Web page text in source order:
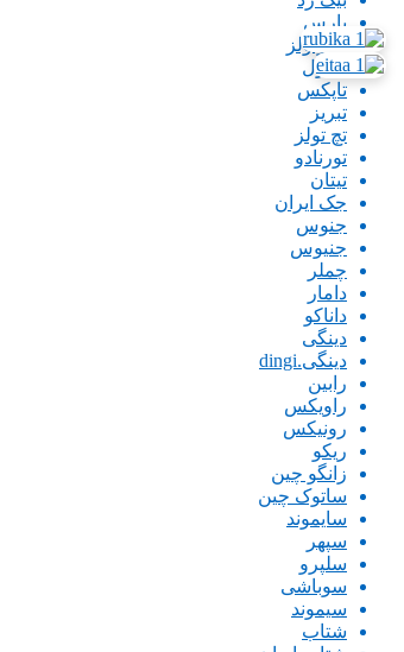
پارس
پاورتولز
تاپتول
تاپکس
تبریز
تچ تولز
تورنادو
تیتان
جک ایران
جنوس
جنیوس
چملر
دامار
داناکو
دینگی
دینگی.dingi
رابین
راویکس
رونیکس
ریکو
زانگو چین
ساتوک چین
سایموند
سپهر
سلپرو
سوباشی
سیموند
شتاب